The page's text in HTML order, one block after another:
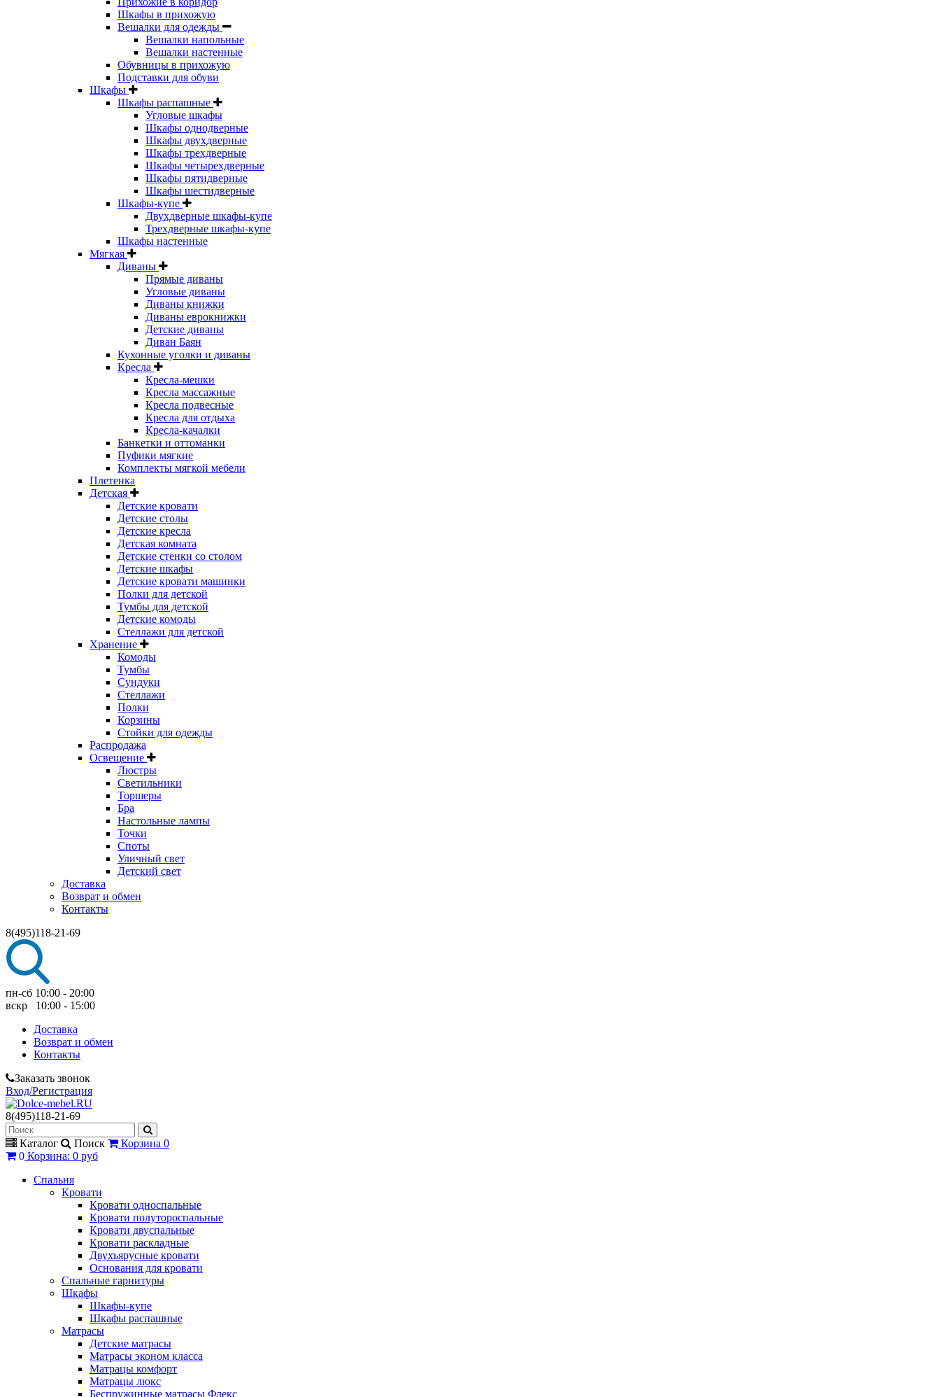
Шкафы в прихожую
Вешалки для одежды
Вешалки напольные
Вешалки настенные
Обувницы в прихожую
Подставки для обуви
Шкафы
Шкафы распашные
Угловые шкафы
Шкафы однодверные
Шкафы двухдверные
Шкафы трехдверные
Шкафы четырехдверные
Шкафы пятидверные
Шкафы шестидверные
Шкафы-купе
Двухдверные шкафы-купе
Трехдверные шкафы-купе
Шкафы настенные
Мягкая
Диваны
Прямые диваны
Угловые диваны
Диваны книжки
Диваны еврокнижки
Детские диваны
Диван Баян
Кухонные уголки и диваны
Кресла
Кресла-мешки
Кресла массажные
Кресла подвесные
Кресла для отдыха
Кресла-качалки
Банкетки и оттоманки
Пуфики мягкие
Комплекты мягкой мебели
Плетенка
Детская
Детские кровати
Детские столы
Детские кресла
Детская комната
Детские стенки со столом
Детские шкафы
Детские кровати машинки
Полки для детской
Тумбы для детской
Детские комоды
Стеллажи для детской
Хранение
Комоды
Тумбы
Сундуки
Стеллажи
Полки
Корзины
Стойки для одежды
Распродажа
Освещение
Люстры
Светильники
Торшеры
Бра
Настольные лампы
Точки
Споты
Уличный свет
Детский свет
Доставка
Возврат и обмен
Контакты
8(495)118-21-69
пн-сб 10:00 - 20:00
вскр 10:00 - 15:00
Доставка
Возврат и обмен
Контакты
Заказать звонок
Вход/Регистрация
8(495)118-21-69
Каталог Поиск Корзина 0
0 Корзина: 0 руб
Спальня
Кровати
Кровати односпальные
Кровати полутороспальные
Кровати двуспальные
Кровати раскладные
Двухъярусные кровати
Основания для кровати
Спальные гарнитуры
Шкафы
Шкафы-купе
Шкафы распашные
Матрасы
Детские матрасы
Матрасы эконом класса
Матрацы комфорт
Матрацы люкс
Беспружинные матрасы Флекс